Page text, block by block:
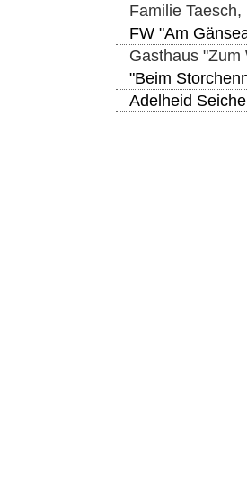
Familie
FW "Am
Gasthaus "Zum
"Beim
Adelheid